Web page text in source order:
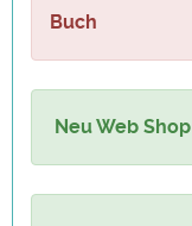
Buch
Neu Web Shop